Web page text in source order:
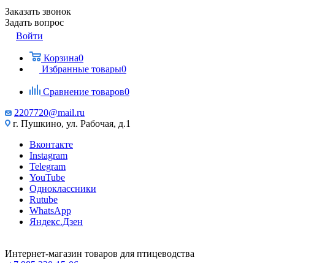
Заказать звонок
Задать вопрос
Войти
Корзина0
Избранные товары0
Сравнение товаров0
2207720@mail.ru
г. Пушкино, ул. Рабочая, д.1
Вконтакте
Instagram
Telegram
YouTube
Одноклассники
Rutube
WhatsApp
Яндекс.Дзен
Интернет-магазин товаров для птицеводства